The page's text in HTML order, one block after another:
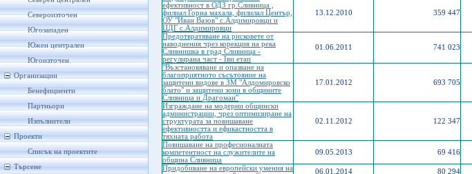
Североизточен
Югозападен
Южен централен
Югоизточен
Организации
Бенефициенти
Партньори
Изпълнители
Проекти
Списък на проектите
Търсене
ефективност в ОДЗ гр.Сливница ,
филиал Горна махала, филилал Център,
ОУ "Иван Вазов" с.Алдимировци и
ЦДГ с.Алдимировци
13.12.2010 359 447
Предотвратяване на рисковете от
наводнения чрез корекция на река
Сливнишка в град Сливница -
регулирана част - Іви етап
01.06.2011 741 023
"Възстановяване и опазване на
благоприятното съсътояние на
защитени видове в ЗМ "Алдомировско
блато" и защитени зони в общините
Сливница и Драгоман"
17.01.2012 693 705
Изграждане на модерни общински
администрации, чрез оптимизиране на
структурата за повишаване
ефективността и ефикастността в
тяхната работа
02.11.2012 122 347
Повишаване на професионалната
компетентност на служителите на
община Сливница
09.05.2013 69 416
Придобиване на европейски умения на
06.01.2014 80 294